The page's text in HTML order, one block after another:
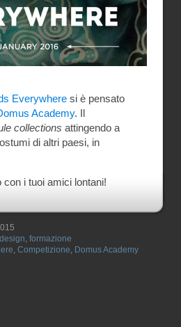
Everywhere si è pensato
Academy. Il
collections attingendo a
di altri paesi, in
con i tuoi amici lontani!
design, formazione
, Competizione, Domus Academy